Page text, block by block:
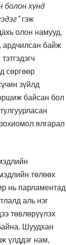
болон хүнд
гэж
олон намууд,
ардчилсан байж
сөргөөр
зүйлд
байсан бол
ялгарал
төлөөх
нь парламентад
аль нэг
төвлөрүүлэх
Шуудхан
үлддэг нам,